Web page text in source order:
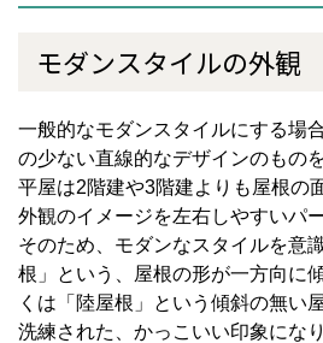
モダンスタイルの外観
一般的なモダンスタイルにする場
の少ない直線的なデザインのもの
平屋は2階建や3階建よりも屋根の
外観のイメージを左右しやすいパ
そのため、モダンなスタイルを意
根」という、屋根の形が一方向に
くは「陸屋根」という傾斜の無い
洗練された、かっこいい印象になり